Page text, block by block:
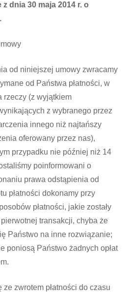
dnia 30 maja 2014 r. o
od niniejszej umowy zwracamy
od Państwa płatności, w
rzeczy (z wyjątkiem
z wybranego przez
innego niż najtańszy
oferowany przez nas),
przypadku nie później niż 14
poinformowani o
prawa odstąpienia od
płatności dokonamy przy
płatności, jakie zostały
transakcji, chyba że
Państwo na inne rozwiązanie;
poniosą Państwo żadnych opłat
ze zwrotem płatności do czasu